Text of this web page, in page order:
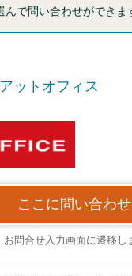
で問い合わせができま
ットオフィス
ここに問い合わ
お問合せ入力画面に遷移し